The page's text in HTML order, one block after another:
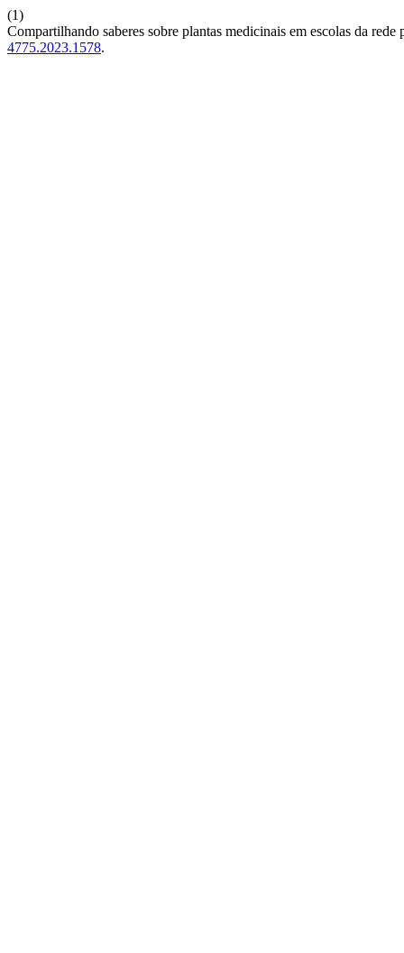
(1)
Compartilhando saberes sobre plantas medicinais em escolas da
4775.2023.1578.